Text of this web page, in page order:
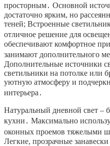
просторным․ Основной
достаточно ярким, но
теней; Встроенные
отличное решение для
обеспечивают комфортное
занимают дополнительного
Дополнительные источники
светильники на потолке или
уютную атмосферу и
интерьера․
Натуральный дневной свет –
кухни․ Максимально
оконных проемов тяжелыми
Легкие, прозрачные